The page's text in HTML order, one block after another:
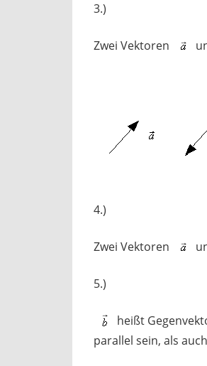
3.)
Zwei Vektoren
4.)
Zwei Vektoren
5.)
heißt
parallel sein, als